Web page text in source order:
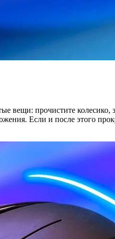
вещи: прочистите колесико,
Если и после этого